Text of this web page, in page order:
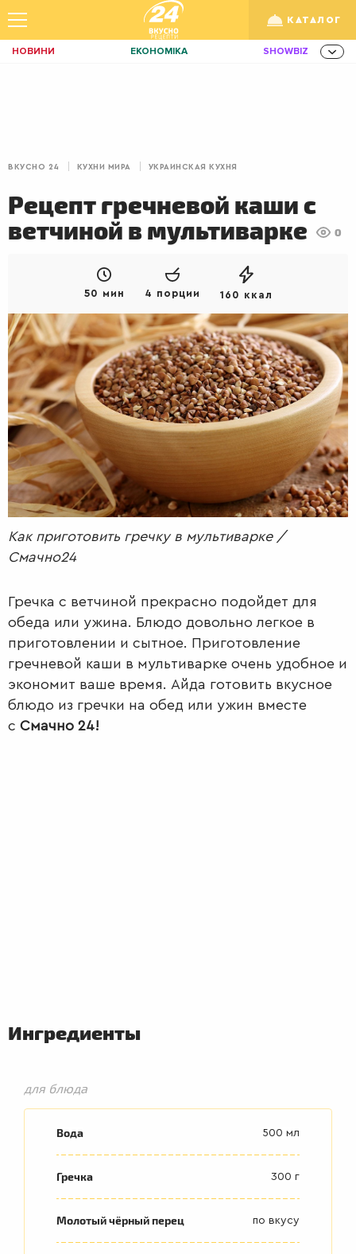
КАТАЛОГ
НОВИНИ ЕКОНОМІКА SHOWBIZ
ІДЕЇ
ІННОВАЦІЇ MEN НЕРУХОМІСТЬ
ЗБІРНА АКТИВ КОРИСНО
ІНВЕСТИЦІЇ
AUTO
СІМ'Я LIKAR НОВИНИ ЗДОРОВ'Я
РАДІО КРАСА КІНО
LIFESTYLE FASHION ТРАДИЦІЇ
PETS
ВКУСНО 24 КУХНИ МИРА УКРАИНСКАЯ КУХНЯ
Рецепт гречневой каши с
ветчиной в мультиварке
0
50 мин 4 порции 160 ккал
Как приготовить гречку в мультиварке /
Смачно24
Гречка с ветчиной прекрасно подойдет для
обеда или ужина. Блюдо довольно легкое в
приготовлении и сытное. Приготовление
гречневой каши в мультиварке очень удобное и
экономит ваше время. Айда готовить вкусное
блюдо из гречки на обед или ужин вместе
с Смачно 24!
Ингредиенты
для блюда
Вода 500 мл
Гречка 300 г
Молотый чёрный перец по вкусу